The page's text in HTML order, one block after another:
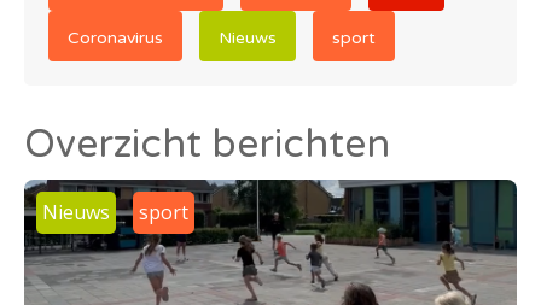
Coronavirus Nieuws sport
Overzicht berichten
Nieuws sport